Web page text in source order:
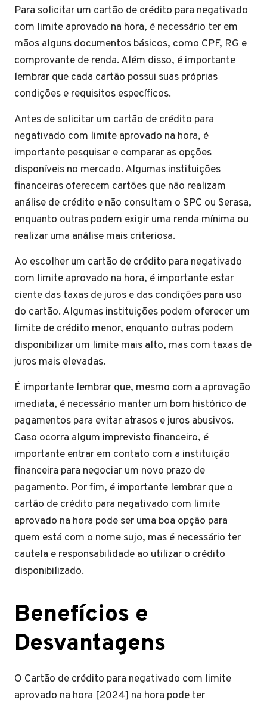
Para solicitar um cartão de crédito para negativado
com limite aprovado na hora, é necessário ter em
mãos alguns documentos básicos, como CPF, RG e
comprovante de renda. Além disso, é importante
lembrar que cada cartão possui suas próprias
condições e requisitos específicos.
Antes de solicitar um cartão de crédito para
negativado com limite aprovado na hora, é
importante pesquisar e comparar as opções
disponíveis no mercado. Algumas instituições
financeiras oferecem cartões que não realizam
análise de crédito e não consultam o SPC ou Serasa,
enquanto outras podem exigir uma renda mínima ou
realizar uma análise mais criteriosa.
Ao escolher um cartão de crédito para negativado
com limite aprovado na hora, é importante estar
ciente das taxas de juros e das condições para uso
do cartão. Algumas instituições podem oferecer um
limite de crédito menor, enquanto outras podem
disponibilizar um limite mais alto, mas com taxas de
juros mais elevadas.
É importante lembrar que, mesmo com a aprovação
imediata, é necessário manter um bom histórico de
pagamentos para evitar atrasos e juros abusivos.
Caso ocorra algum imprevisto financeiro, é
importante entrar em contato com a instituição
financeira para negociar um novo prazo de
pagamento. Por fim, é importante lembrar que o
cartão de crédito para negativado com limite
aprovado na hora pode ser uma boa opção para
quem está com o nome sujo, mas é necessário ter
cautela e responsabilidade ao utilizar o crédito
disponibilizado.
Benefícios e
Desvantagens
O Cartão de crédito para negativado com limite
aprovado na hora [2024] na hora pode ter